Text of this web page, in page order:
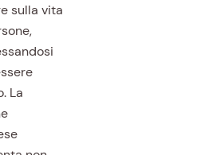
sulla vita
La